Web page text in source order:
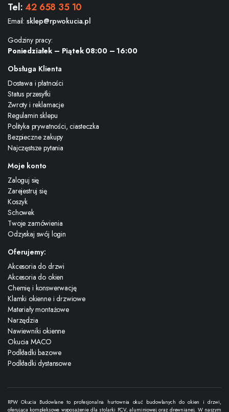
Tel:42 658 35 10
Email: sklep@rpwokucia.pl
Godziny pracy:
Poniedziałek – Piątek 08:00 – 16:00
Obsługa Klienta
Dostawa i płatności
Status przesyłki
Zwroty i reklamacje
Regulamin sklepu
Polityka prywatności, ciasteczka
Bezpieczne zakupy
Najczęstsze pytania
Moje konto
Zaloguj się
Zarejestruj się
Koszyk
Schowek
Twoje zamówienia
Odzyskaj swój login
Oferujemy:
Akcesoria do drzwi
Akcesoria do okien
Chemię i konswerwację
Klamki okienne i drzwiowe
Materiały montażowe
Narzędzia
Nawiewniki okienne
Okucia MACO
Podkładki bazowe
Podkładki dystansowe
RPW Okucia Budowlane to profesjonalna hurtownia okuć budowlanych do okien i drzwi,
oferująca kompleksowe wyposażenie dla stolarki PCV, aluminiowej oraz drewnianej. W naszym